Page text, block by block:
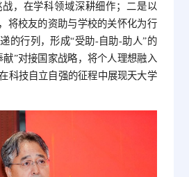
，在学科领域深耕细作；二是以
将校友的资助与学校的关怀化为行
的行列，形成“受助-自助-助人”的
献”对接国家战略，将个人理想融入
科技自立自强的征程中展现天大学